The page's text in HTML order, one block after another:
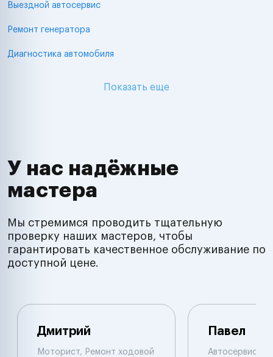
Выездной автосервис
Ремонт генератора
Диагностика автомобиля
Показать еще
У нас надёжные
мастера
Мы стремимся проводить тщательную
проверку наших мастеров, чтобы
гарантировать качественное обслуживание по
доступной цене.
Дмитрий
Моторист, Ремонт ходовой
Павел
Автосервис по